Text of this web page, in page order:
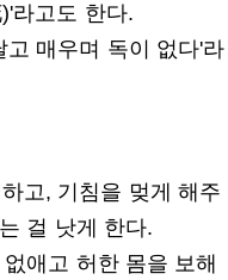
라고도 한다.
매우며 독이 없다'라
고, 기침을 멎게 해주
걸 낫게 한다.
애고 허한 몸을 보해